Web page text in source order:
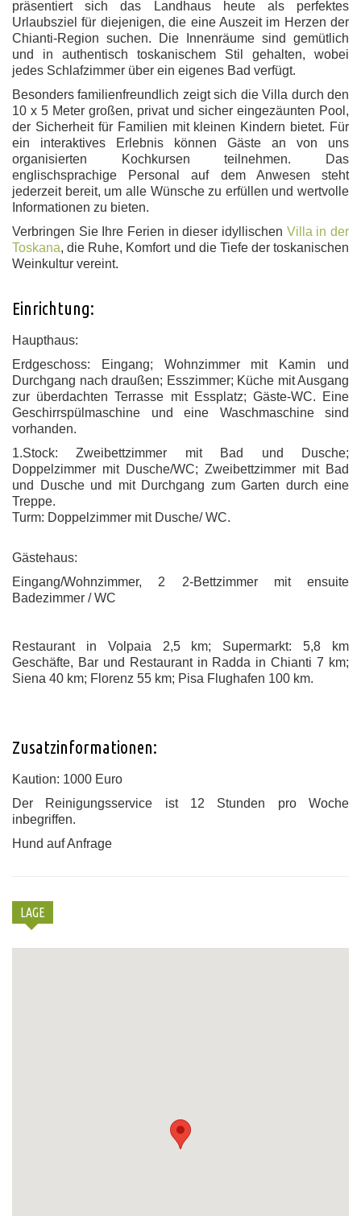
präsentiert sich das Landhaus heute als perfektes
Urlaubsziel für diejenigen, die eine Auszeit im Herzen der
Chianti-Region suchen. Die Innenräume sind gemütlich
und in authentisch toskanischem Stil gehalten, wobei
jedes Schlafzimmer über ein eigenes Bad verfügt.
Besonders familienfreundlich zeigt sich die Villa durch den
10 x 5 Meter großen, privat und sicher eingezäunten Pool,
der Sicherheit für Familien mit kleinen Kindern bietet. Für
ein interaktives Erlebnis können Gäste an von uns
organisierten Kochkursen teilnehmen. Das
englischsprachige Personal auf dem Anwesen steht
jederzeit bereit, um alle Wünsche zu erfüllen und wertvolle
Informationen zu bieten.
Verbringen Sie Ihre Ferien in dieser idyllischen Villa in der
Toskana, die Ruhe, Komfort und die Tiefe der toskanischen
Weinkultur vereint.
Einrichtung:
Haupthaus:
Erdgeschoss: Eingang; Wohnzimmer mit Kamin und
Durchgang nach draußen; Esszimmer; Küche mit Ausgang
zur überdachten Terrasse mit Essplatz; Gäste-WC. Eine
Geschirrspülmaschine und eine Waschmaschine sind
vorhanden.
1.Stock: Zweibettzimmer mit Bad und Dusche;
Doppelzimmer mit Dusche/WC; Zweibettzimmer mit Bad
und Dusche und mit Durchgang zum Garten durch eine
Treppe.
Turm: Doppelzimmer mit Dusche/ WC.
Gästehaus:
Eingang/Wohnzimmer, 2 2-Bettzimmer mit ensuite
Badezimmer / WC
Restaurant in Volpaia 2,5 km; Supermarkt: 5,8 km
Geschäfte, Bar und Restaurant in Radda in Chianti 7 km;
Siena 40 km; Florenz 55 km; Pisa Flughafen 100 km.
Zusatzinformationen:
Kaution: 1000 Euro
Der Reinigungsservice ist 12 Stunden pro Woche
inbegriffen.
Hund auf Anfrage
LAGE